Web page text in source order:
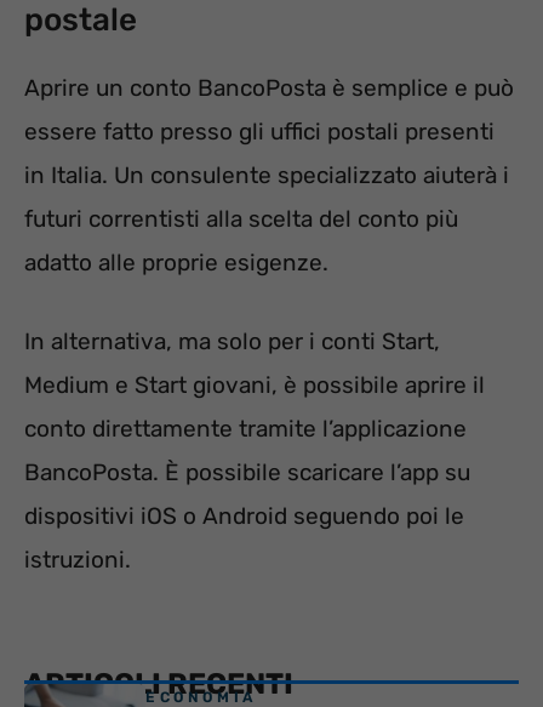
postale
Aprire un conto BancoPosta è semplice e può
essere fatto presso gli uffici postali presenti
in Italia. Un consulente specializzato aiuterà i
futuri correntisti alla scelta del conto più
adatto alle proprie esigenze.
In alternativa, ma solo per i conti Start,
Medium e Start giovani, è possibile aprire il
conto direttamente tramite l’applicazione
BancoPosta. È possibile scaricare l’app su
dispositivi iOS o Android seguendo poi le
istruzioni.
ARTICOLI RECENTI
ECONOMIA